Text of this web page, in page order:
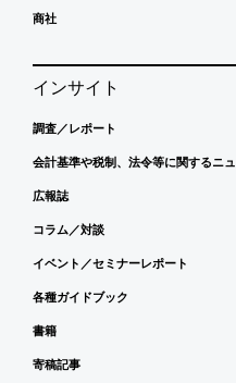
商社
インサイト
調査／レポート
会計基準や税制、法令等に関するニ
広報誌
コラム／対談
イベント／セミナーレポート
各種ガイドブック
書籍
寄稿記事